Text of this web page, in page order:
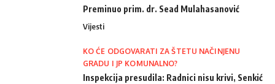
Preminuo prim. dr. Sead Mulahasanović
Vijesti
KO ĆE ODGOVARATI ZA ŠTETU NAČINJENU
GRADU I JP KOMUNALNO?
Inspekcija presudila: Radnici nisu krivi, Senkić